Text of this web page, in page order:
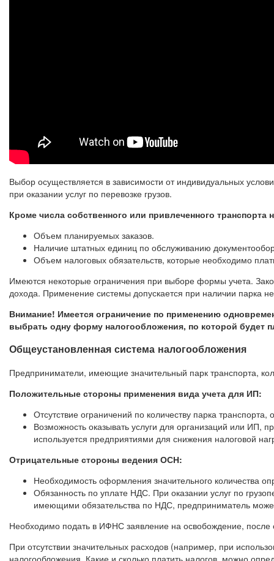
Выбор осуществляется в зависимости от индивидуальных
при оказании услуг по перевозке грузов.
Кроме числа собственного или привлеченного
Объем планируемых заказов.
Наличие штатных единиц по обслуживанию
Объем налоговых обязательств, которые необходимо
Имеются некоторые ограничения при выборе формы учета.
дохода. Применение системы допускается при наличии парка
Внимание! Имеется ограничение по применению
выбрать одну форму налогообложения, по которой будет
Общеустановленная система налогообложения
Предприниматели, имеющие значительный парк транспорта,
Положительные стороны применения вида учета для ИП:
Отсутствие ограничений по количеству парка
Возможность оказывать услуги для организаций или ИП,
используется предприятиями для снижения налоговой
Отрицательные стороны ведения ОСН:
Необходимость оформления значительного количества
Обязанность по уплате НДС. При оказании услуг по
имеющими обязательства по НДС, предприниматель
Необходимо подать в ИФНС заявление на освобождение, после
При отсутствии значительных расходов (например, при
налогообложения. Какие и сколько платить налогов, можно